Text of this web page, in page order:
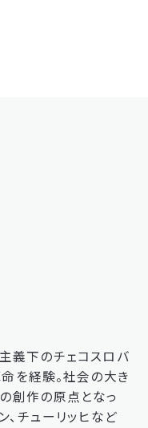
義下のチェコスロバ
を経験。社会の大き
創作の原点となっ
、チューリッヒなど